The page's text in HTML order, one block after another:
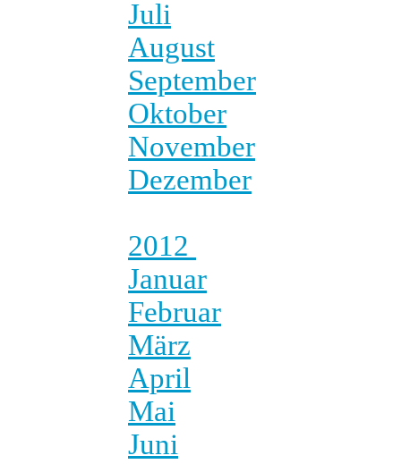
Juli
August
September
Oktober
November
Dezember
2012
Januar
Februar
März
April
Mai
Juni